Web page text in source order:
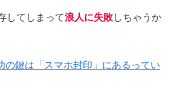
してしまって浪人に失敗しちゃうか
の鍵は「スマホ封印」にあるってい